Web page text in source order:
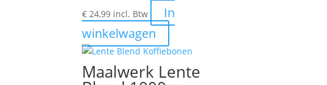
€ 24,99 incl. Btw
In
winkelwagen
Maalwerk Lente